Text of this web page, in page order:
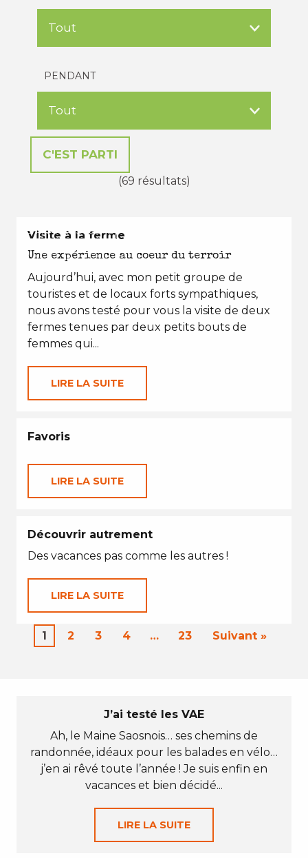
PENDANT
(69 résultats)
EN TOUTES SAISONS
Visite à la ferme
Une expérience au coeur du terroir
Aujourd’hui, avec mon petit groupe de
touristes et de locaux forts sympathiques,
nous avons testé pour vous la visite de deux
fermes tenues par deux petits bouts de
femmes qui...
LIRE LA SUITE
Favoris
LIRE LA SUITE
Découvrir autrement
Des vacances pas comme les autres !
LIRE LA SUITE
1 2 3 4 … 23 Suivant »
J’ai testé les VAE
Ah, le Maine Saosnois… ses chemins de
randonnée, idéaux pour les balades en vélo…
j’en ai rêvé toute l’année ! Je suis enfin en
vacances et bien décidé...
LIRE LA SUITE